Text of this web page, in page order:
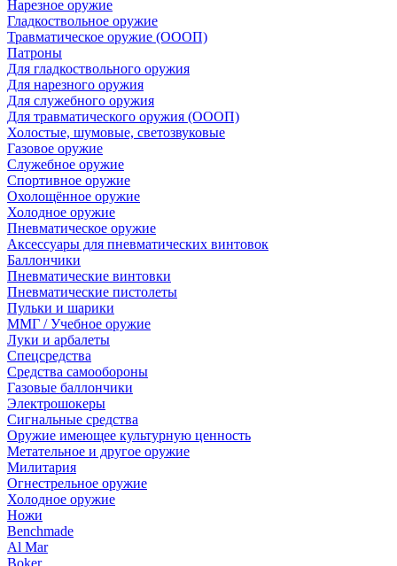
Нарезное оружие
Гладкоствольное оружие
Травматическое оружие (ОООП)
Патроны
Для гладкоствольного оружия
Для нарезного оружия
Для служебного оружия
Для травматического оружия (ОООП)
Холостые, шумовые, светозвуковые
Газовое оружие
Служебное оружие
Спортивное оружие
Охолощённое оружие
Холодное оружие
Пневматическое оружие
Аксессуары для пневматических винтовок
Баллончики
Пневматические винтовки
Пневматические пистолеты
Пульки и шарики
ММГ / Учебное оружие
Луки и арбалеты
Спецсредства
Средства самообороны
Газовые баллончики
Электрошокеры
Сигнальные средства
Оружие имеющее культурную ценность
Метательное и другое оружие
Милитария
Огнестрельное оружие
Холодное оружие
Ножи
Benchmade
Al Mar
Boker